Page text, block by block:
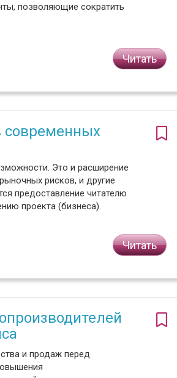
позволяющие сократить
Читать
современных
Это и расширение
рисков, и другие
предоставление читателю
проекта (бизнеса).
Читать
и продаж перед